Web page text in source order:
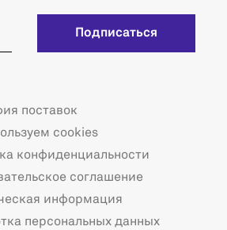
Подписаться
поставок
cookies
конфиденциальности
соглашение
информация
персональных данных